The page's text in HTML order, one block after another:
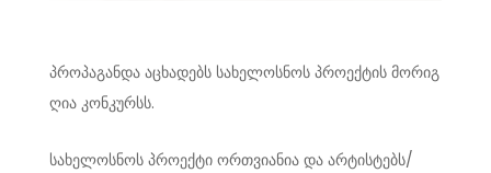
პროპაგანდა აცხადებს სახელოსნოს პროექტის მორიგ
ღია კონკურსს.
სახელოსნოს პროექტი ორთვიანია და არტისტებს/